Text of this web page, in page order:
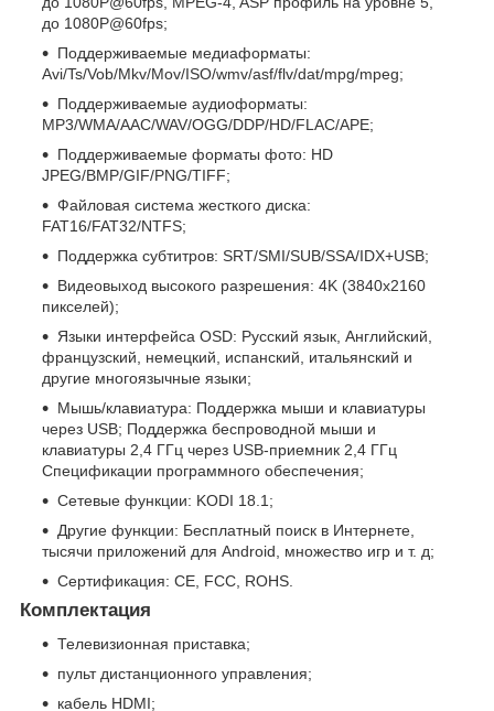
до 1080P@60fps;
Поддерживаемые медиаформаты:
Avi/Ts/Vob/Mkv/Mov/ISO/wmv/asf/flv/dat/mpg/mpeg;
Поддерживаемые аудиоформаты:
MP3/WMA/AAC/WAV/OGG/DDP/HD/FLAC/APE;
Поддерживаемые форматы фото: HD
JPEG/BMP/GIF/PNG/TIFF;
Файловая система жесткого диска:
FAT16/FAT32/NTFS;
Поддержка субтитров: SRT/SMI/SUB/SSA/IDX+USB;
Видеовыход высокого разрешения: 4K (3840x2160
пикселей);
Языки интерфейса OSD: Русский язык, Английский,
французский, немецкий, испанский, итальянский и
другие многоязычные языки;
Мышь/клавиатура: Поддержка мыши и клавиатуры
через USB; Поддержка беспроводной мыши и
клавиатуры 2,4 ГГц через USB-приемник 2,4 ГГц
Спецификации программного обеспечения;
Сетевые функции: KODI 18.1;
Другие функции: Бесплатный поиск в Интернете,
тысячи приложений для Android, множество игр и т. д;
Сертификация: CE, FCC, ROHS.
Комплектация
Телевизионная приставка;
пульт дистанционного управления;
кабель HDMI;